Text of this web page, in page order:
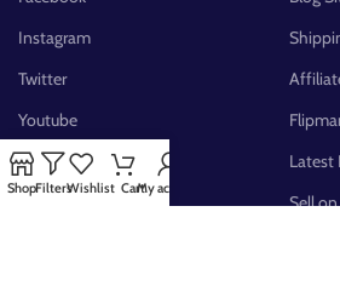
Instagram
Twitter
Youtube
Pinterest
FB Group
Latest
Sell
ShopFiltersWishlist CartMy account